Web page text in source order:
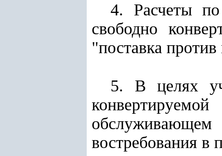
4. Расчеты
свободно
"поставка
5. В целях
востребования в